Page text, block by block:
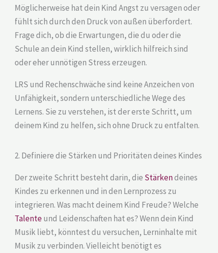
Möglicherweise hat dein Kind Angst zu versagen oder
fühlt sich durch den Druck von außen überfordert.
Frage dich, ob die Erwartungen, die du oder die
Schule an dein Kind stellen, wirklich hilfreich sind
oder eher unnötigen Stress erzeugen.
LRS und Rechenschwäche sind keine Anzeichen von
Unfähigkeit, sondern unterschiedliche Wege des
Lernens. Sie zu verstehen, ist der erste Schritt, um
deinem Kind zu helfen, sich ohne Druck zu entfalten.
2. Definiere die Stärken und Prioritäten deines Kindes
Der zweite Schritt besteht darin, die Stärkendeines
Kindes zu erkennen und in den Lernprozess zu
integrieren. Was macht deinem Kind Freude? Welche
Talenteund Leidenschaften hat es? Wenn dein Kind
Musik liebt, könntest du versuchen, Lerninhalte mit
Musik zu verbinden. Vielleicht benötigt es